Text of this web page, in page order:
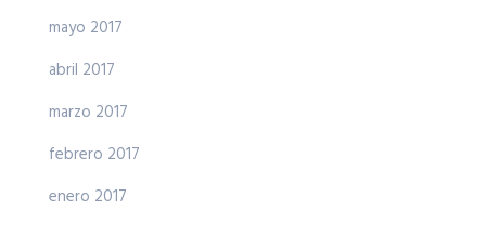
mayo 2017
abril 2017
marzo 2017
febrero 2017
enero 2017